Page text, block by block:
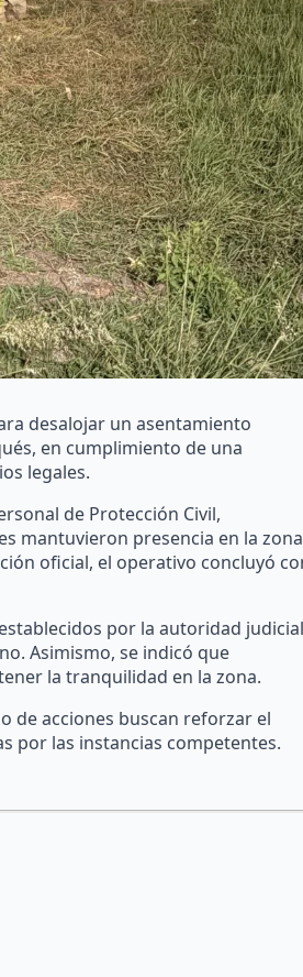
desalojar un asentamiento
en cumplimiento de una
legales.
de Protección Civil,
mantuvieron presencia en la zona
oficial, el operativo concluyó
por la autoridad judicial
Asimismo, se indicó que
la tranquilidad en la zona.
de acciones buscan reforzar el
por las instancias competentes.